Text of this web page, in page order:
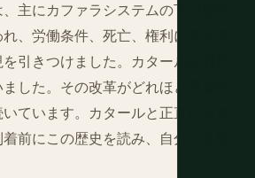
主にカファラシステムの下の移民
、労働条件、死亡、権利に関する
引きつけました。カタールは対応
した。その改革がどれほど実質的
ています。カタールと正直に向き
前にこの歴史を読み、自分の見解